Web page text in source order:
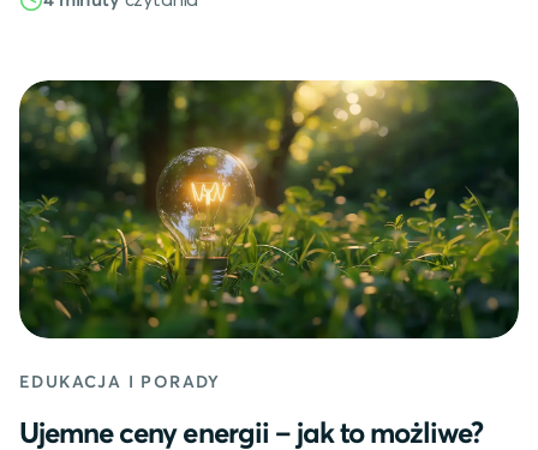
EDUKACJA I PORADY
Ujemne ceny energii – jak to możliwe?